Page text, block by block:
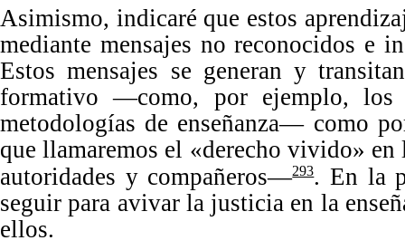
Asimismo, indicaré que estos
mediante mensajes no reconocidos e
Estos mensajes se generan y
formativo —como, por ejemplo,
metodologías de enseñanza— como
que llamaremos el «derecho vivido» en
autoridades y compañeros—293. En la
seguir para avivar la justicia en la enseñ
ellos.